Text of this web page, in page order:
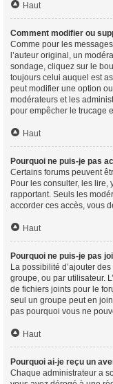
Haut
Comment modifier ou
Comme pour les
l’auteur original, un
sondage, cliquez sur le
toujours celui auquel est
peut modifier une option
modérateurs et les
pour empêcher le trucage
Haut
Pourquoi ne puis-je pas
Certains forums peuvent
Pour les consulter, les lire,
rapportant. Seuls les
accorder ces accès, vous
Haut
Pourquoi ne puis-je pas
La possibilité d’ajouter
groupe, ou par utilisateur.
de fichiers joints pour le
seul un groupe peut en
pas pourquoi vous ne
Haut
Pourquoi ai-je reçu un
Chaque administrateur a